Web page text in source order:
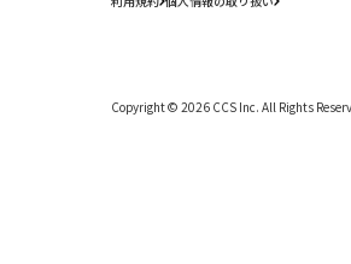
Copyright © 2026 CCS Inc. All Rights